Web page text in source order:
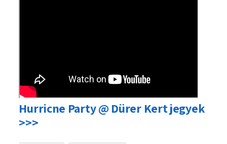
Hurricne Party @ Dürer Kert jegyek
>>>